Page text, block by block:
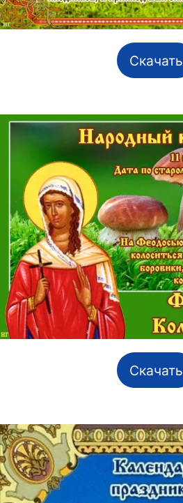
Скачать
Скачать